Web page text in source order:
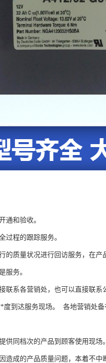
通和验收。
过程的跟踪服务。
的质量状况进行回访服务，在
服务。
联系各营销处，也可以直接联
到达服务现场。 各地营销处
供同档次的产品到顾客使用现场
造成的产品质量问题，本着不